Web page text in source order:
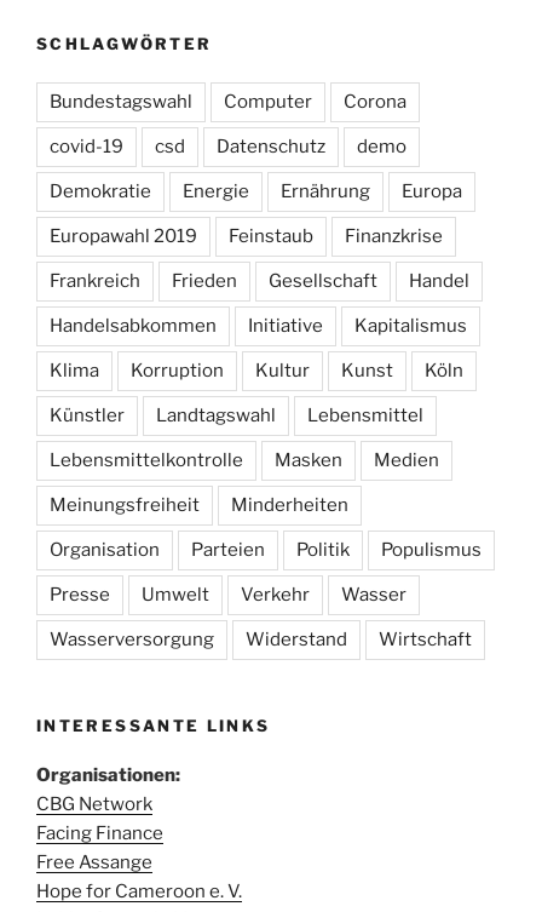
SCHLAGWÖRTER
Bundestagswahl Computer Corona
covid-19 csd Datenschutz demo
Demokratie Energie Ernährung Europa
Europawahl 2019 Feinstaub Finanzkrise
Frankreich Frieden Gesellschaft Handel
Handelsabkommen Initiative Kapitalismus
Klima Korruption Kultur Kunst Köln
Künstler Landtagswahl Lebensmittel
Lebensmittelkontrolle Masken Medien
Meinungsfreiheit Minderheiten
Organisation Parteien Politik Populismus
Presse Umwelt Verkehr Wasser
Wasserversorgung Widerstand Wirtschaft
INTERESSANTE LINKS
Organisationen:
CBG Network
Facing Finance
Free Assange
Hope for Cameroon e. V.